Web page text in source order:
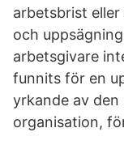
arbetsbrist
och
arbetsgivare
funnits för en
yrkande av den
organisation,